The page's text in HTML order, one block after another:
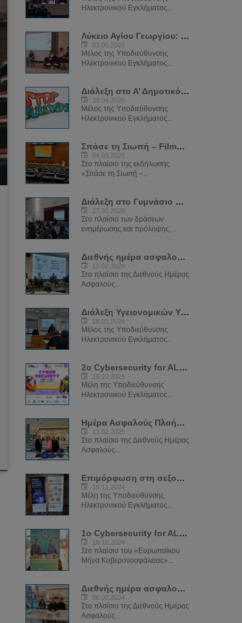
Ηλεκτρονικού Εγκλήματος...
Λύκειο Αγίου Γεωργίου: "Ασφαλές Σχολείο για το Διαδίκτυο"
01.05.2026
Μέλος της Υποδιεύθυνσης
Ηλεκτρονικού Εγκλήματος...
Διάλεξη στο Α’ Δημοτικό Σχολείο Ιδαλίου - "Ψηφιακή Ικανότητα – Ασφαλές Διαδίκτυο"
28.04.2026
Μέλος της Υποδιεύθυνσης
Ηλεκτρονικού Εγκλήματος...
Σπάσε τη Σιωπή – Filmmaking for Social Change
04.03.2026
Στο πλαίσιο της εκδήλωσης
«Σπάσε τη Σιωπή –...
Διάλεξη στο Γυμνάσιο Κοκκινοτρεμιθιάς για το Sexting
27.02.2026
Στο πλαίσιο των δράσεων
ενημέρωσης και πρόληψης,...
Διεθνής ημέρα ασφαλούς διαδικτύου 2026
11.02.2026
Στο πλαίσιο της Διεθνούς Ημέρας
Ασφαλούς...
Διάλεξη Υγειονομικών Υπηρεσιών 2026
28.01.2026
Μέλος της Υποδιεύθυνσης
Ηλεκτρονικού Εγκλήματος...
2ο Cybersecurity for ALL Festival
16.10.2025
Μέλη της Υποδιεύθυνσης
Ηλεκτρονικού Εγκλήματος...
Ημέρα Ασφαλούς Πλοήγησης στο Διαδίκτυο 2025
11.02.2025
Στο πλαίσιο της Διεθνούς Ημέρας
Ασφαλούς...
Επιμόρφωση στη σεξουαλική διαπεδαγώγιση για το φαινόμενο του Sexting
15.11.2024
Μέλη της Υποδιεύθυνσης
Ηλεκτρονικού Εγκλήματος...
1ο Cybersecurity for ALL Festival
18.10.2024
Στο πλαίσιο του «Ευρωπαϊκού
Μήνα Κυβερονοσφάλειας»...
Διεθνής ημέρα ασφαλούς διαδικτύου 2024
06.02.2024
Στο πλαίσιο της Διεθνούς Ημέρας
Ασφαλούς...